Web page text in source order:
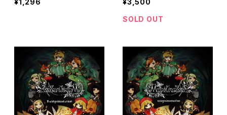
¥1,296
¥3,500
SOLD OUT